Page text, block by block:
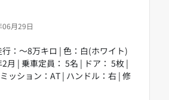
月29日
：～8万キロ | 色：白(ホワイト)
月 | 乗車定員： 5名 | ドア： 5枚 |
ッション：AT | ハンドル：右 | 修